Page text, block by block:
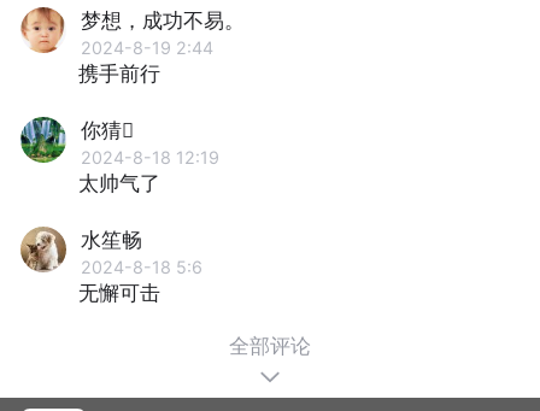
梦想，成功不易。
2024-8-19 2:44
携手前行
你猜
2024-8-18 12:19
太帅气了
水笙畅
2024-8-18 5:6
无懈可击
全部评论